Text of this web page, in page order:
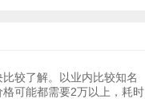
较了解。以业内比较知名
可能都需要2万以上，耗时